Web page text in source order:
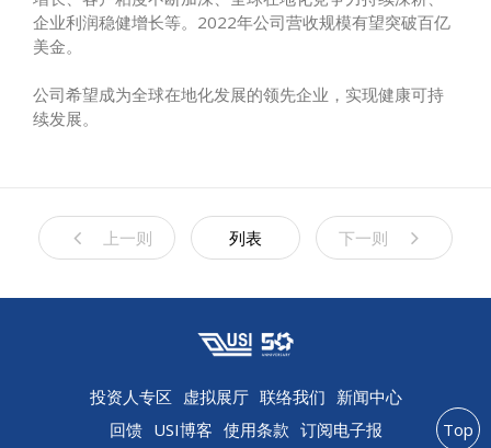
企业利润稳健增长等。2022年公司营收规模有望突破百亿
美金。
公司希望成为全球在地化发展的领先企业，实现健康可持
续发展。
上一则 列表 下一则
投资人专区 虚拟展厅 联络我们 新闻中心
回馈 USI博客 使用条款 订阅电子报
Top